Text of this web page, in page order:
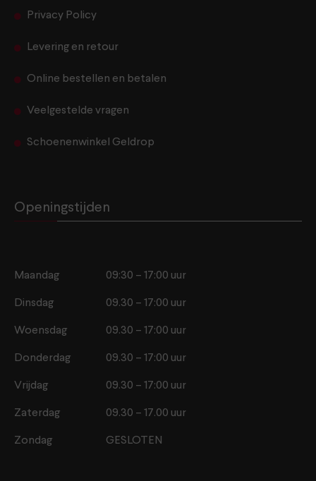
Privacy Policy
Levering en retour
Online bestellen en betalen
Veelgestelde vragen
Schoenenwinkel Geldrop
Openingstijden
Maandag 09:30 – 17:00 uur
Dinsdag 09.30 – 17:00 uur
Woensdag 09.30 – 17:00 uur
Donderdag 09.30 – 17:00 uur
Vrijdag 09.30 – 17:00 uur
Zaterdag 09.30 – 17.00 uur
Zondag GESLOTEN